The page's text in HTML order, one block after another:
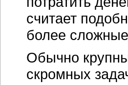
считает
более
Обычно
скромных